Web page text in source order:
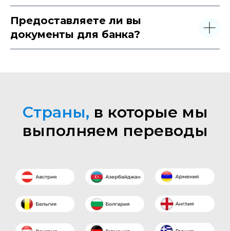
Предоставляете ли вы
документы для банка?
Страны, в которые мы
выполняем переводы